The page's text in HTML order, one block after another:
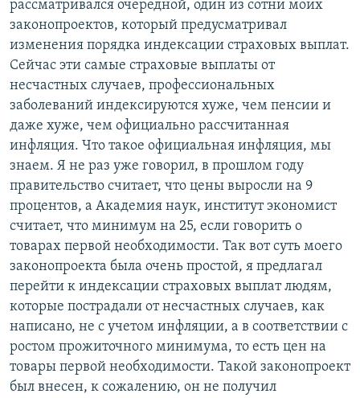
рассматривался очередной, один из сотни моих
законопроектов, который предусматривал
изменения порядка индексации страховых выплат.
Сейчас эти самые страховые выплаты от
несчастных случаев, профессиональных
заболеваний индексируются хуже, чем пенсии и
даже хуже, чем официально рассчитанная
инфляция. Что такое официальная инфляция, мы
знаем. Я не раз уже говорил, в прошлом году
правительство считает, что цены выросли на 9
процентов, а Академия наук, институт экономист
считает, что минимум на 25, если говорить о
товарах первой необходимости. Так вот суть моего
законопроекта была очень простой, я предлагал
перейти к индексации страховых выплат людям,
которые пострадали от несчастных случаев, как
написано, не с учетом инфляции, а в соответствии с
ростом прожиточного минимума, то есть цен на
товары первой необходимости. Такой законопроект
был внесен, к сожалению, он не получил